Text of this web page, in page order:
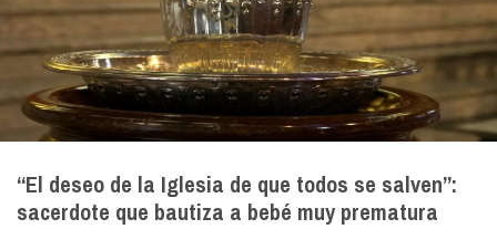
“El deseo de la Iglesia de que todos se salven”:
sacerdote que bautiza a bebé muy prematura